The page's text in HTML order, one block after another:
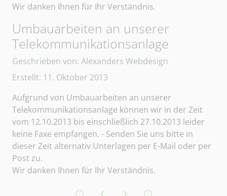
Wir danken Ihnen für Ihr Verständnis.
Umbauarbeiten an unserer
Telekommunikationsanlage
Details
Geschrieben von: Alexanders Webdesign
Erstellt: 11. Oktober 2013
Aufgrund von Umbauarbeiten an unserer
Telekommunikationsanlage können wir in der Zeit
vom 12.10.2013 bis einschließlich 27.10.2013 leider
keine Faxe empfangen. - Senden Sie uns bitte in
dieser Zeit alternativ Unterlagen per E-Mail oder per
Post zu.
Wir danken Ihnen für Ihr Verständnis.